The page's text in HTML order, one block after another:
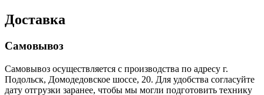
Доставка
Самовывоз
Самовывоз осуществляется с производства по адресу г.
Подольск, Домодедовское шоссе, 20. Для удобства согласуйте
дату отгрузки заранее, чтобы мы могли подготовить технику